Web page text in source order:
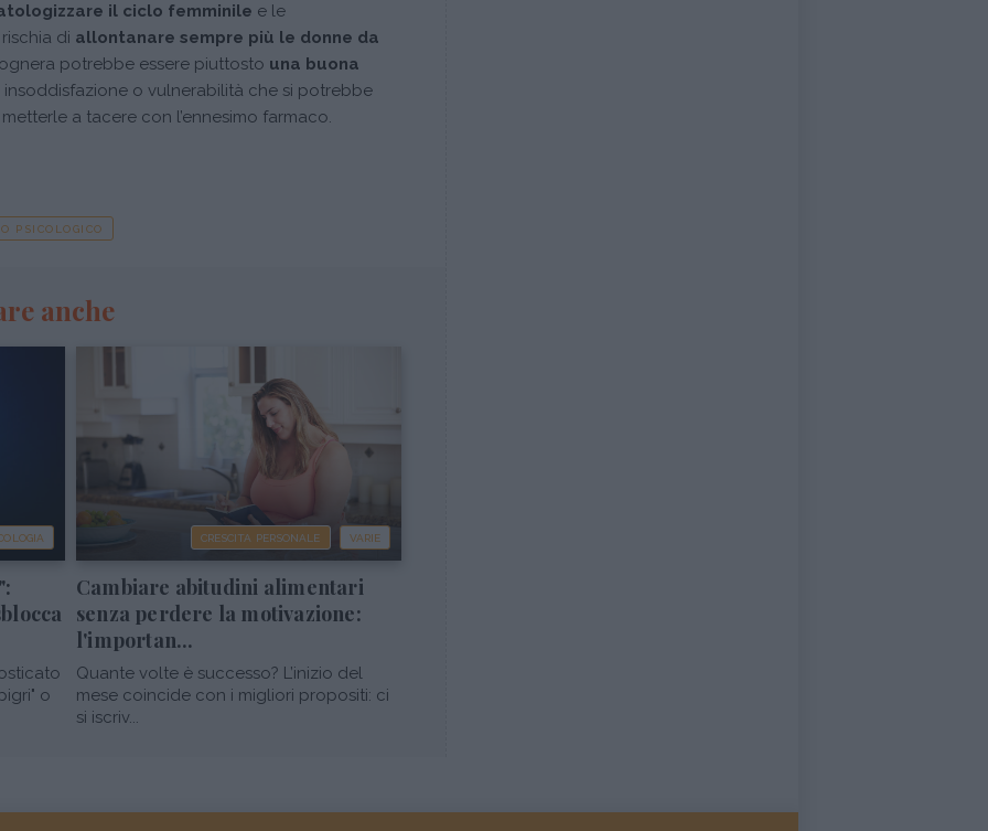
il ciclo femminile e le
di allontanare sempre più le donne da
potrebbe essere piuttosto una buona
o vulnerabilità che si potrebbe
a tacere con l’ennesimo farmaco.
PSICOLOGICO
anche
o
CRESCITA PERSONALE VARIE
Cambiare abitudini alimentari
senza perdere la motivazione:
l'importan...
Quante volte è successo? L’inizio del
mese coincide con i migliori propositi: ci
si iscriv...